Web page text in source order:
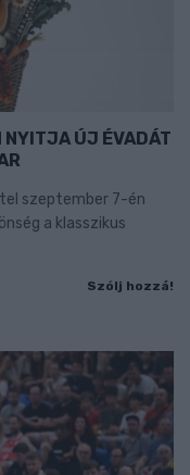
NYITJA ÚJ ÉVADÁT
szeptember 7-én
a klasszikus
Szólj hozzá!